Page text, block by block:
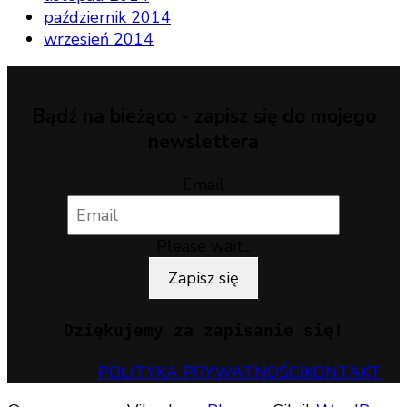
październik 2014
wrzesień 2014
Zapisz się
POLITYKA PRYWATNOŚCIKONTAKT